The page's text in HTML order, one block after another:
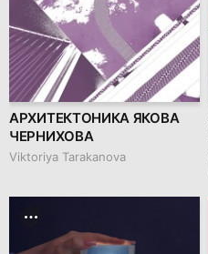
АРХИТЕКТОНИКА ЯКОВА
ЧЕРНИХОВА
Viktoriya Tarakanova